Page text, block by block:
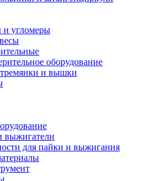
угломеры
оборудование
и вышки
выжигатели
для пайки и выжигания